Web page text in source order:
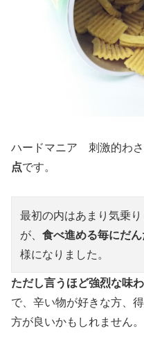
ハードマニア 刺激的わ
点です。
最初の内はあまり気乗
が、 食べ進める毎にだ
様になりました。
ただし言うほど強烈な味
で、辛い物が好きな方、
方が良いかもしれません。